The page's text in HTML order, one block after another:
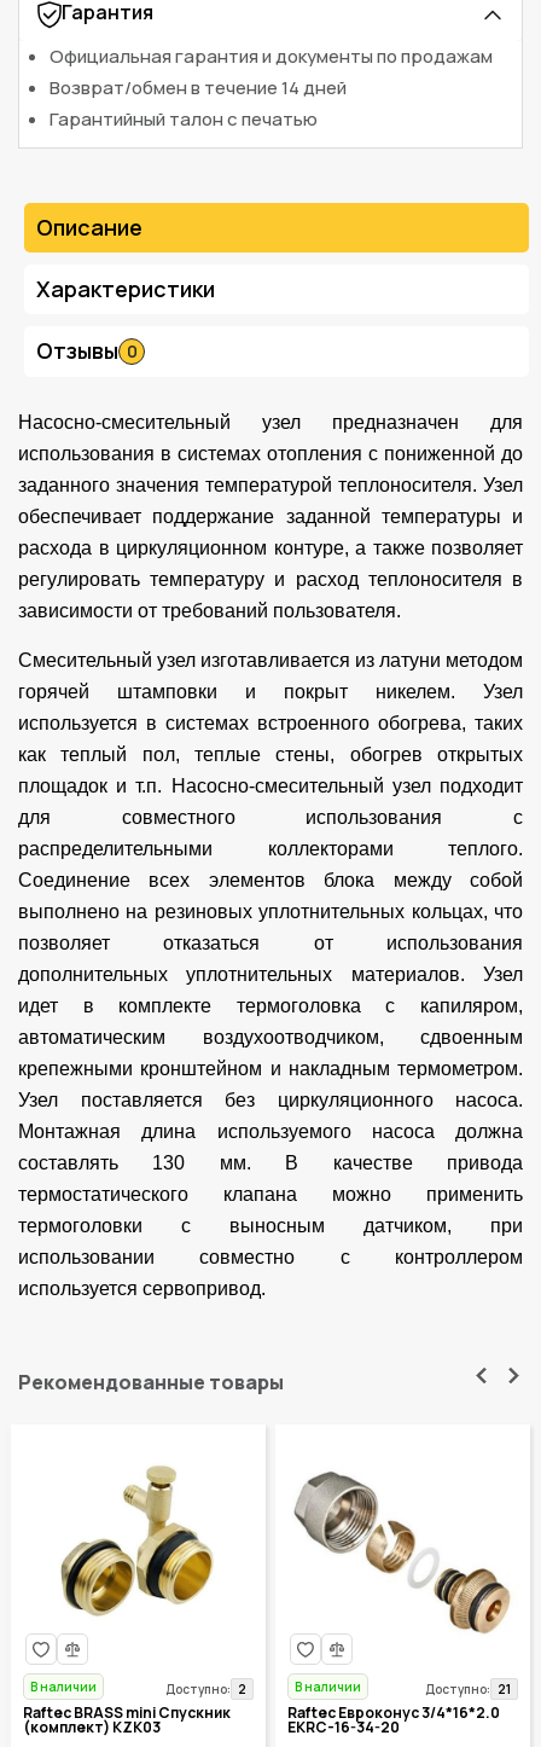
Гарантия
Официальная гарантия и документы по продажам
Возврат/обмен в течение 14 дней
Гарантийный талон с печатью
Описание
Характеристики
Отзывы 0
Насосно-смесительный узел предназначен для
использования в системах отопления с пониженной до
заданного значения температурой теплоносителя. Узел
обеспечивает поддержание заданной температуры и
расхода в циркуляционном контуре, а также позволяет
регулировать температуру и расход теплоносителя в
зависимости от требований пользователя.
Смесительный узел изготавливается из латуни методом
горячей штамповки и покрыт никелем. Узел
используется в системах встроенного обогрева, таких
как теплый пол, теплые стены, обогрев открытых
площадок и т.п. Насосно-смесительный узел подходит
для совместного использования с
распределительными коллекторами теплого.
Соединение всех элементов блока между собой
выполнено на резиновых уплотнительных кольцах, что
позволяет отказаться от использования
дополнительных уплотнительных материалов. Узел
идет в комплекте термоголовка с капиляром,
автоматическим воздухоотводчиком, сдвоенным
крепежными кронштейном и накладным термометром.
Узел поставляется без циркуляционного насоса.
Монтажная длина используемого насоса должна
составлять 130 мм. В качестве привода
термостатического клапана можно применить
термоголовки с выносным датчиком, при
использовании совместно с контроллером
используется сервопривод.
Рекомендованные товары
В наличии Доступно: 2
Raftec BRASS mini Спускник
(комплект) KZK03
В наличии Доступно: 21
Raftec Евроконус 3/4*16*2.0
EKRC-16-34-20